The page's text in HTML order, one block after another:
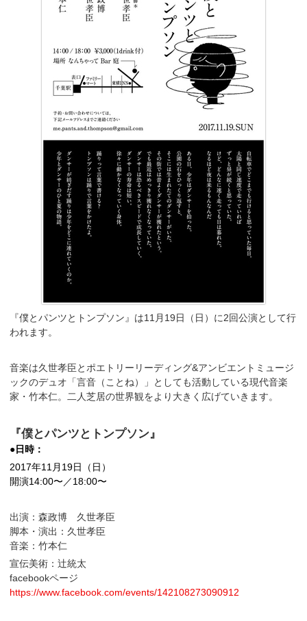
『僕とパンツとトンプソン』は11月19日（日）に2回公演として行
われます。
音楽は久世孝臣とポエトリーリーディング&アンビエントミュージ
ックのデュオ「言音（ことね）」としても活動している現代音楽
家・竹本仁。二人芝居の世界観をより大きく広げていきます。
『僕とパンツとトンプソン』
●日時：
2017年11月19日（日）
開演14:00〜／18:00〜
出演：森政博 久世孝臣
脚本・演出：久世孝臣
音楽：竹本仁
宣伝美術：辻統太
facebookページ
https://www.facebook.com/events/142108273090912